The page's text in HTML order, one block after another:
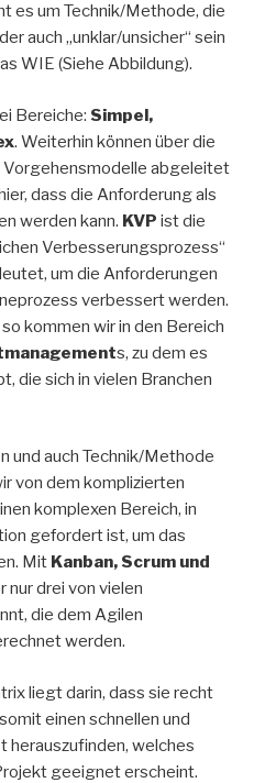
es um Technik/Methode, die
auch „unklar/unsicher“ sein
WIE (Siehe Abbildung).
Bereiche: Simpel,
. Weiterhin können über die
abgeleitet
dass die Anforderung als
werden kann. KVP ist die
Verbesserungsprozess“
um die Anforderungen
verbessert werden.
kommen wir in den Bereich
s, zu dem es
die sich in vielen Branchen
und auch Technik/Methode
von dem komplizierten
komplexen Bereich, in
gefordert ist, um das
Mit Kanban, Scrum und
nur drei von vielen
die dem Agilen
werden.
liegt darin, dass sie recht
einen schnellen und
herauszufinden, welches
geeignet erscheint.